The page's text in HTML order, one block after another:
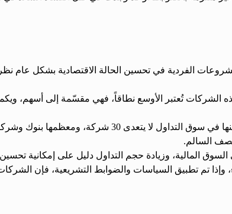
الفردية في تحسين الحالة الاقتصادية بشكل عام
مساهمة، يبين السالم أن هذه الشركات تُعتبر الأوسع نطاقاً، فهي
وكان عدد الشركات المساهمة سابقاً خلال النظام السابق 70
السالم.
المالية، وزيادة حجم التداول دليل على إمكانية تحسين